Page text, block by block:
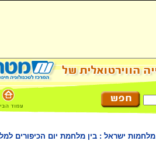
מלחמות ישראל : בין מלחמת יום הכיפורים